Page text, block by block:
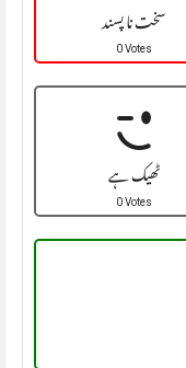
سخت نا پسند
0 Votes
ٹھیک ہے
0 Votes